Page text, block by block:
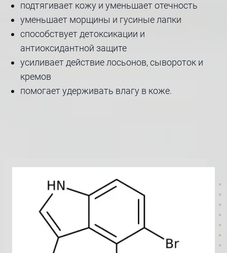
подтягивает кожу и уменьшает отечность
уменьшает морщины и гусиные лапки
способствует детоксикации и
антиоксидантной защите
усиливает действие лосьонов, сывороток и
кремов
помогает удерживать влагу в коже.